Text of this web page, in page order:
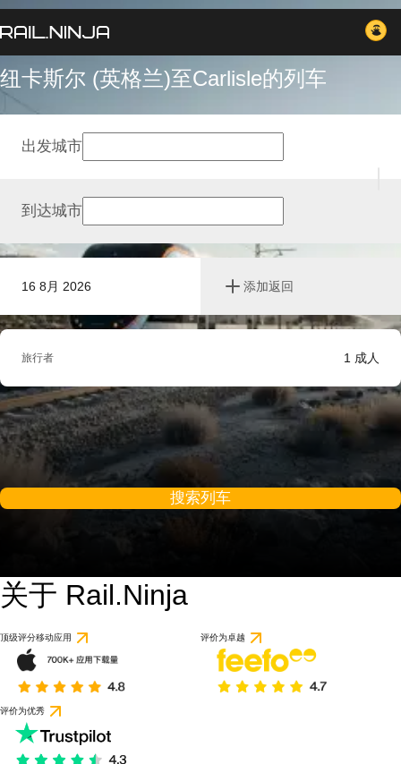
纽卡斯尔 (英格兰)至Carlisle的列车
16 8月 2026 添加返回
出发城市
到达城市
旅行者 1 成人
搜索列车
关于 Rail.Ninja
顶级评分移动应用 评价为卓越
评价为优秀